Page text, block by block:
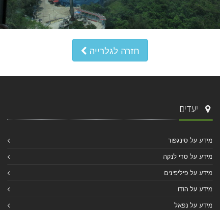
חזרה לגלרייה
יעדים
מידע על סינגפור
מידע על סרי לנקה
מידע על פיליפינים
מידע על הודו
מידע על נפאל